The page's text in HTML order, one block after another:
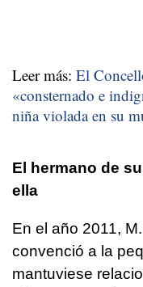
Leer más: El
«consternado e
niña violada en su
El hermano de
ella
En el año 2011,
convenció a la
mantuviese